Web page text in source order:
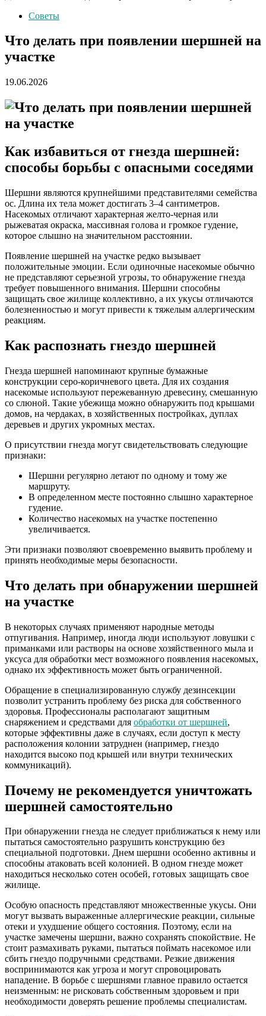
Советы
Что делать при появлении шершней на
участке
19.06.2026
Как избавиться от гнезда шершней:
способы борьбы с опасными соседями
Шершни являются крупнейшими представителями семейства
ос. Длина их тела может достигать 3–4 сантиметров.
Насекомых отличают характерная желто-черная или
рыжеватая окраска, массивная голова и громкое гудение,
которое слышно на значительном расстоянии.
Появление шершней на участке редко вызывает
положительные эмоции. Если одиночные насекомые обычно
не представляют серьезной угрозы, то обнаружение гнезда
требует повышенного внимания. Шершни способны
защищать свое жилище коллективно, а их укусы отличаются
болезненностью и могут привести к тяжелым аллергическим
реакциям.
Как распознать гнездо шершней
Гнезда шершней напоминают крупные бумажные
конструкции серо-коричневого цвета. Для их создания
насекомые используют пережеванную древесину, смешанную
со слюной. Такие убежища можно обнаружить под крышами
домов, на чердаках, в хозяйственных постройках, дуплах
деревьев и других укромных местах.
О присутствии гнезда могут свидетельствовать следующие
признаки:
Шершни регулярно летают по одному и тому же
маршруту.
В определенном месте постоянно слышно характерное
гудение.
Количество насекомых на участке постепенно
увеличивается.
Эти признаки позволяют своевременно выявить проблему и
принять необходимые меры безопасности.
Что делать при обнаружении шершней
на участке
В некоторых случаях применяют народные методы
отпугивания. Например, иногда люди используют ловушки с
приманками или растворы на основе хозяйственного мыла и
уксуса для обработки мест возможного появления насекомых,
однако их эффективность может быть ограниченной.
Обращение в специализированную службу дезинсекции
позволит устранить проблему без риска для собственного
здоровья. Профессионалы располагают защитным
снаряжением и средствами для обработки от шершней,
которые эффективны даже в случаях, если доступ к месту
расположения колонии затруднен (например, гнездо
находится высоко под крышей или внутри технических
коммуникаций).
Почему не рекомендуется уничтожать
шершней самостоятельно
При обнаружении гнезда не следует приближаться к нему или
пытаться самостоятельно разрушить конструкцию без
специальной подготовки. Днем шершни особенно активны и
способны атаковать всей колонией. В одном гнезде может
находиться несколько сотен особей, готовых защищать свое
жилище.
Особую опасность представляют множественные укусы. Они
могут вызвать выраженные аллергические реакции, сильные
отеки и ухудшение общего состояния. Поэтому, если на
участке замечены шершни, важно сохранять спокойствие. Не
стоит размахивать руками, пытаться поймать насекомое или
сбить гнездо подручными средствами. Резкие движения
воспринимаются как угроза и могут спровоцировать
нападение. В борьбе с шершнями главное правило остается
неизменным: не рисковать собственным здоровьем и при
необходимости доверять решение проблемы специалистам.